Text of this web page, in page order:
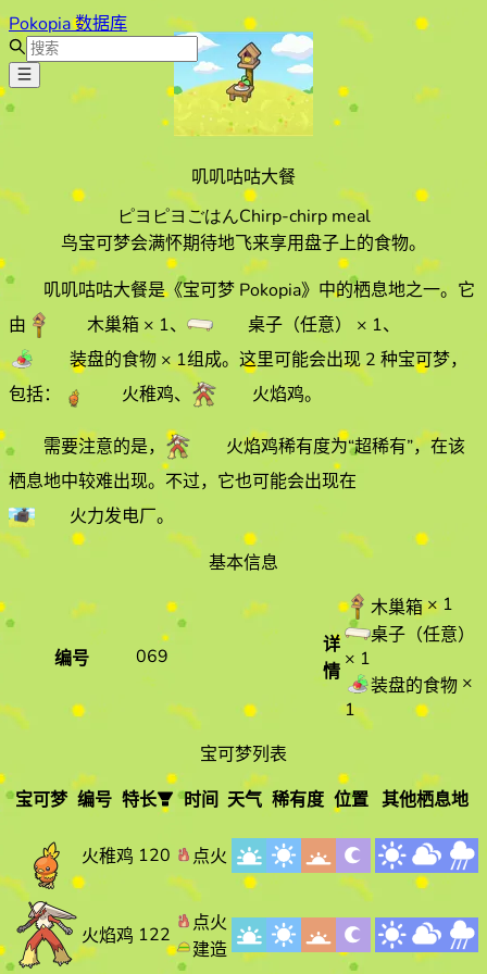
Pokopia 数据库
叽叽咕咕大餐
ピヨピヨごはんChirp-chirp meal
鸟宝可梦会满怀期待地飞来享用盘子上的食物。
叽叽咕咕大餐是《宝可梦 Pokopia》中的栖息地之一。它
由
木巢箱 × 1、 桌子（任意） × 1、
装盘的食物 × 1组成。 这里可能会出现 2 种宝可梦，
包括：
火稚鸡、 火焰鸡。
需要注意的是， 火焰鸡稀有度为“超稀有”，在该
栖息地中较难出现。 不过，它也可能会出现在
火力发电厂。
基本信息
编号 069
详
情
木巢箱× 1
桌子（任意）
× 1
装盘的食物 ×
1
宝可梦列表
宝可梦 编号 特长 时间 天气 稀有度 位置 其他栖息地
号
时间 天气
火稚鸡 120 点火
火焰鸡 122
点火
建造